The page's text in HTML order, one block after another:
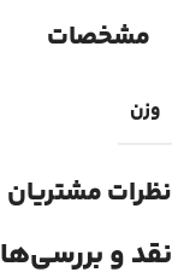
مشخصات
وزن
نظرات مشتریان
نقد و بررسی‌ها